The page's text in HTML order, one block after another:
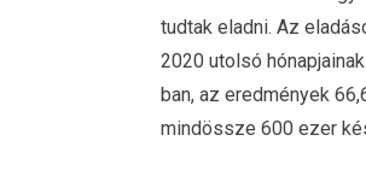
tudtak eladni. Az
2020 utolsó
ban, az eredmények
mindössze 600 ezer